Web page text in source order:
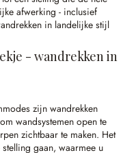
afwerking - inclusief
in landelijke stijl
- wandrekken in
zijn wandrekken
wandsystemen open te
zichtbaar te maken. Het
gaan, waarmee u